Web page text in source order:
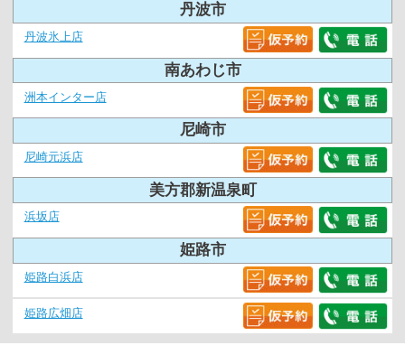
丹波市
丹波氷上店
南あわじ市
洲本インター店
尼崎市
尼崎元浜店
美方郡新温泉町
浜坂店
姫路市
姫路白浜店
姫路広畑店